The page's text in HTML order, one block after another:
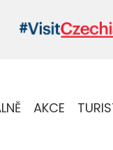
AKCE